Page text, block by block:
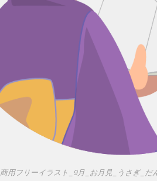
商用フリーイラスト_9月_お月見_うさぎ_だ